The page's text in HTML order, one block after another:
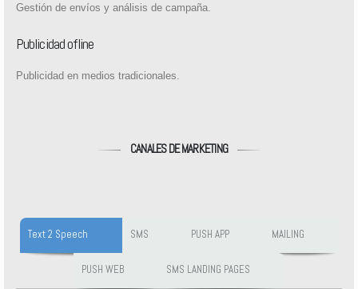
Gestión de envíos y análisis de campaña.
Publicidad ofline
Publicidad en medios tradicionales.
CANALES DE MARKETING
Text 2 Speech SMS PUSH APP MAILING
PUSH WEB SMS LANDING PAGES